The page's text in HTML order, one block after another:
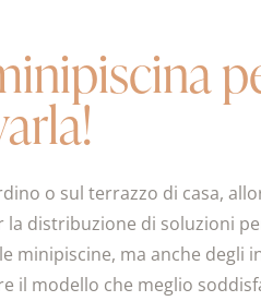
o sul terrazzo di casa,
la distribuzione di soluzioni
minipiscine, ma anche degli
il modello che meglio